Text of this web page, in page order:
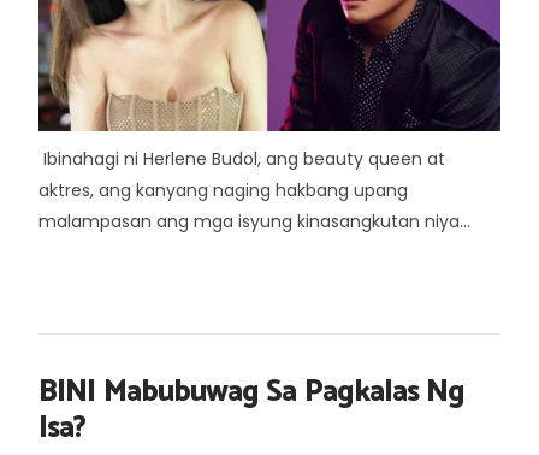
Ibinahagi ni Herlene Budol, ang beauty queen at
aktres, ang kanyang naging hakbang upang
malampasan ang mga isyung kinasangkutan niya...
BINI Mabubuwag Sa Pagkalas Ng
Isa?